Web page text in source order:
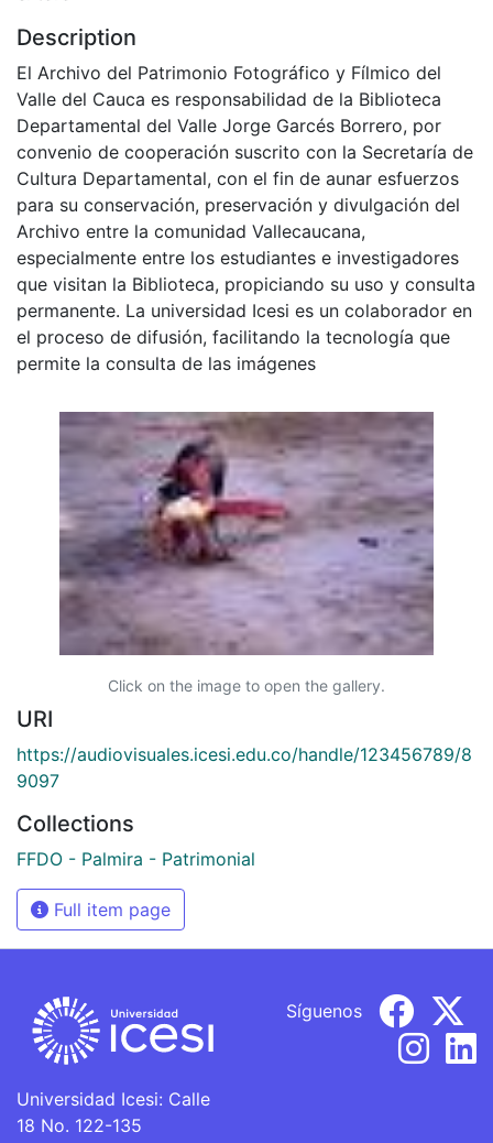
Description
El Archivo del Patrimonio Fotográfico y Fílmico del
Valle del Cauca es responsabilidad de la Biblioteca
Departamental del Valle Jorge Garcés Borrero, por
convenio de cooperación suscrito con la Secretaría de
Cultura Departamental, con el fin de aunar esfuerzos
para su conservación, preservación y divulgación del
Archivo entre la comunidad Vallecaucana,
especialmente entre los estudiantes e investigadores
que visitan la Biblioteca, propiciando su uso y consulta
permanente. La universidad Icesi es un colaborador en
el proceso de difusión, facilitando la tecnología que
permite la consulta de las imágenes
Click on the image to open the gallery.
URI
https://audiovisuales.icesi.edu.co/handle/123456789/8
9097
Collections
FFDO - Palmira - Patrimonial
Full item page
Universidad Icesi: Calle
18 No. 122-135
Síguenos